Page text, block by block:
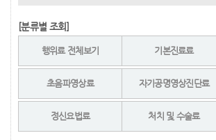
[분류별 조회]
행위료 전체보기 기본진료료
초음파영상료 자기공명영상진단료
정신요법료 처치 및 수술료